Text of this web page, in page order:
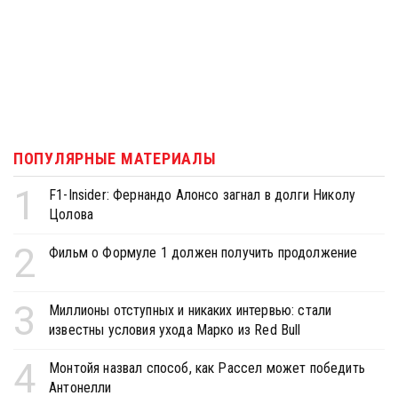
ПОПУЛЯРНЫЕ МАТЕРИАЛЫ
1
F1-Insider: Фернандо Алонсо загнал в долги Николу
Цолова
2 Фильм о Формуле 1 должен получить продолжение
3
Миллионы отступных и никаких интервью: стали
известны условия ухода Марко из Red Bull
4
Монтойя назвал способ, как Рассел может победить
Антонелли